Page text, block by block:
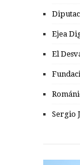
Ejea
El
Sergio